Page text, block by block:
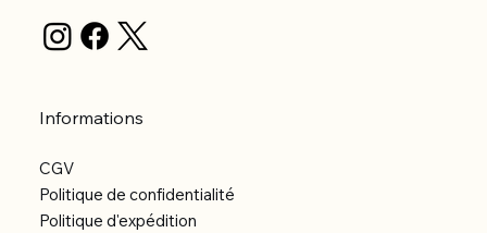
Informations
CGV
Politique de confidentialité
Politique d'expédition